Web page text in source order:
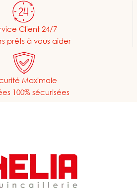
Client 24/7
prêts à vous aider
Maximale
100% sécurisées